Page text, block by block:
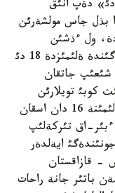
دةپ انئق
بذل جاس مولشةرئن
دة، ول ءذشئن
ناقتئلاي سةبةپتةر قاجةت. دةسة دة، بذگئندة ةلئمئزدة 18 دئ
شئعئپ جاتقان
كوبئ تويلارئن
جاسئرئن تذردة وتكئزئپ، ال ءا ح ا ج بولئمئنة 16 دان اسقان
كةيئن ءبئر-اق تئركةلئپ
ايةلدةر
- قازاقستان
باتئر جانة راحات